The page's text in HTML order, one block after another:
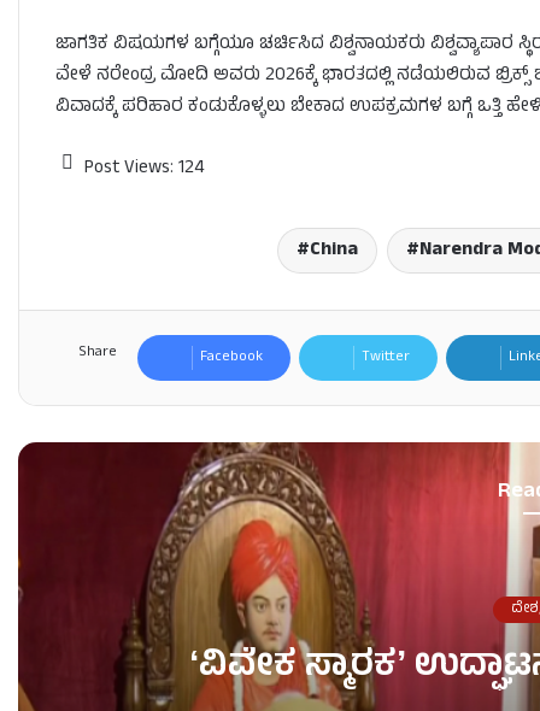
ಜಾಗತಿಕ ವಿಷಯಗಳ ಬಗ್ಗೆಯೂ ಚರ್ಚಿಸಿದ ವಿಶ್ವನಾಯಕರು ವಿಶ್ವವ್ಯಾಪಾರ
ವೇಳೆ ನರೇಂದ್ರ ಮೋದಿ ಅವರು 2026ಕ್ಕೆ ಭಾರತದಲ್ಲಿ ನಡೆಯಲಿರುವ
ವಿವಾದಕ್ಕೆ ಪರಿಹಾರ ಕಂಡುಕೊಳ್ಳಲು ಬೇಕಾದ ಉಪಕ್ರಮಗಳ ಬಗ್ಗೆ ಒತ್ತಿ
Post Views: 124
China Narendra
Share Facebook Twitter
ʻವಿವೇಕ ಸ್ಮಾರಕʼ